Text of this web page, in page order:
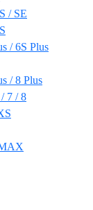
/ SE
/ 6S Plus
/ 8 Plus
7 / 8